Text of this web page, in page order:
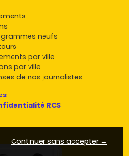
neufs
par ville
par ville
de nos journalistes
RCS
Continuer sans accepter →